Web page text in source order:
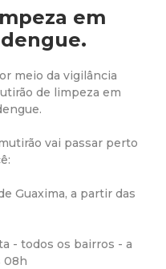
em
meio da vigilância
de limpeza em
vai passar perto
Guaxima, a partir das
- todos os bairros - a
08h